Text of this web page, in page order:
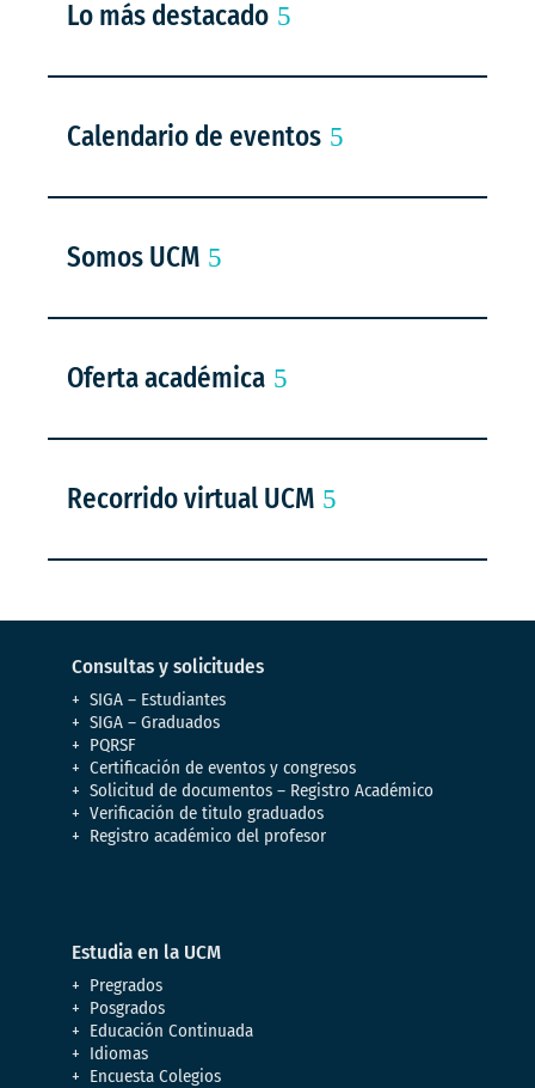
Lo más destacado
Calendario de eventos
Somos UCM
Oferta académica
Recorrido virtual UCM
Consultas y solicitudes
SIGA – Estudiantes
SIGA – Graduados
PQRSF
Certificación de eventos y congresos
Solicitud de documentos – Registro Académico
Verificación de titulo graduados
Registro académico del profesor
Estudia en la UCM
Pregrados
Posgrados
Educación Continuada
Idiomas
Encuesta Colegios